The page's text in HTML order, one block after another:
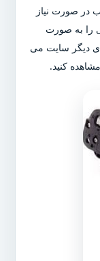
در صورت نیاز
را به صورت
دیگر سایت می
کنید.